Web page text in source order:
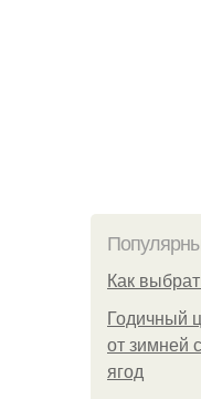
Как
Годичный
от зимней
ягод